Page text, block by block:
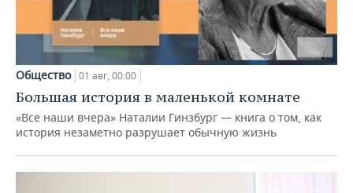
Общество 01 авг, 00:00
Большая история в маленькой комнате
«Все наши вчера» Наталии Гинзбург — книга о том, как
история незаметно разрушает обычную жизнь